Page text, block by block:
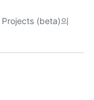
Projects (beta)의